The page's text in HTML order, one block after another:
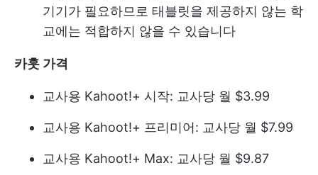
기기가 필요하므로 태블릿을 제공하지 않는 학
교에는 적합하지 않을 수 있습니다
카훗 가격
교사용 Kahoot!+ 시작: 교사당 월 $3.99
교사용 Kahoot!+ 프리미어: 교사당 월 $7.99
교사용 Kahoot!+ Max: 교사당 월 $9.87